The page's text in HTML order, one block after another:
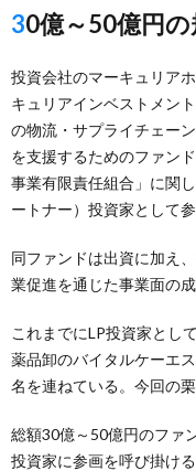
30億～50億円
投資会社のマーキュリア
キュリアインベストメン
の物流・サプライチェー
を支援するためのファン
事業有限責任組合」に関
ートナー）投資家として
同ファンドは出資に加え
業促進を通じた事業面の
これまでにLP投資家とし
薬品卸のバイタルケーエ
名を連ねている。今回の
総額30億～50億円のファ
投資家に参画を呼び掛ける